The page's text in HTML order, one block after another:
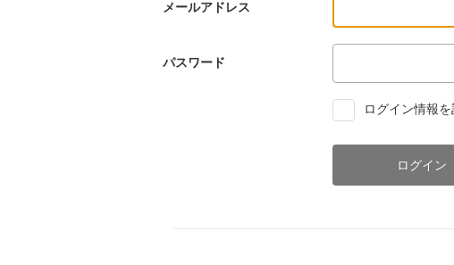
メールアドレス
パスワード
ログイン情報